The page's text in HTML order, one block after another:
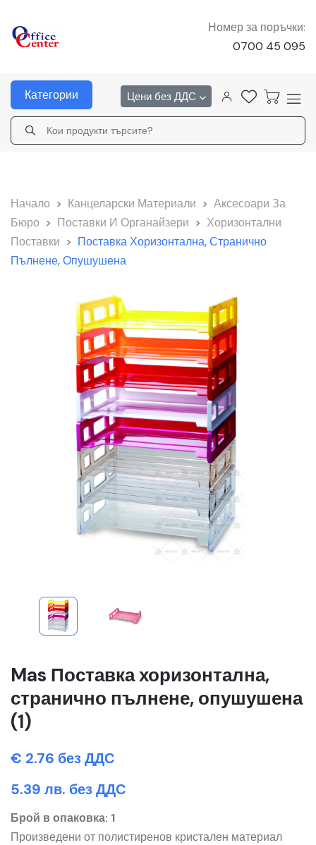
Номер за поръчки:
0700 45 095
Категории Цени без ДДС
Начало > Канцеларски Материали > Аксесоари За
Бюро > Поставки И Органайзери > Хоризонтални
Поставки > Поставка Хоризонтална, Странично
Пълнене, Опушушена
Mas Поставка хоризонтална,
странично пълнене, опушушена
(1)
€ 2.76 без ДДС
5.39 лв. без ДДС
Брой в опаковка: 1
Произведени от полистиренов кристален материал